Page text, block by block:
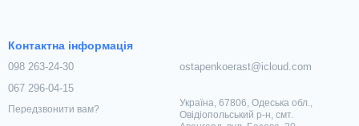
Контактна інформація
098 263-24-30
067 296-04-15
Передзвонити вам?
ostapenkoerast@icloud.com
Україна, 67806, Одеська обл.,
Овідіопольський р-н, смт.